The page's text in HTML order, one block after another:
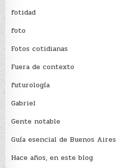
fotidad
foto
Fotos cotidianas
Fuera de contexto
futurología
Gabriel
Gente notable
Guía esencial de Buenos Aires
Hace años, en este blog